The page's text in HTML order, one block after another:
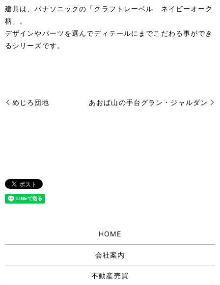
建具は、パナソニックの「クラフトレーベル ネイビーオーク
柄」。
デザインやパーツを選んでディテールにまでこだわる事ができ
るシリーズです。
めじろ団地 あおば山の手台グラン・ジャルダン
HOME
会社案内
不動産売買